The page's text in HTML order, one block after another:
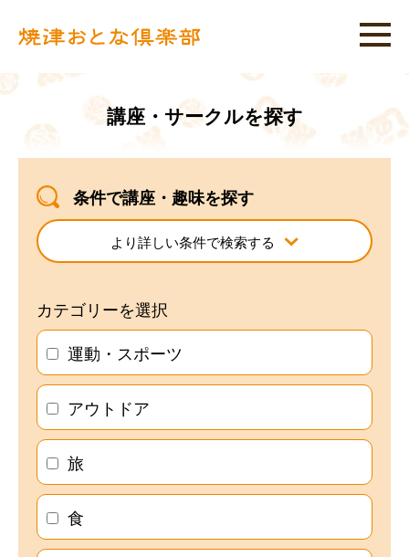
講座・サークルを探す
条件で講座・趣味を探す
より詳しい条件で検索する
カテゴリーを選択
運動・スポーツ
アウトドア
旅
食